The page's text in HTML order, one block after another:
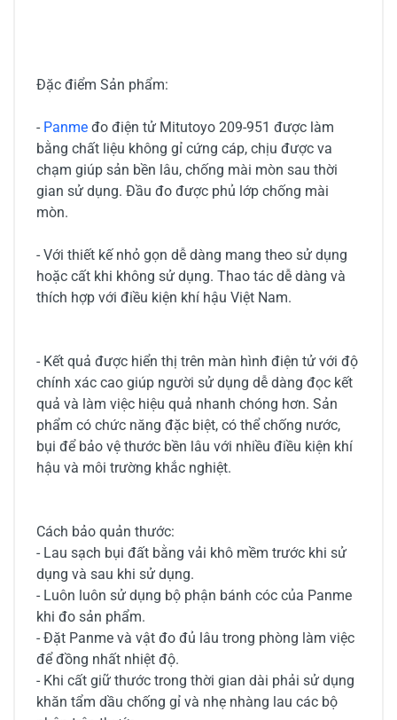
Đặc điểm Sản phẩm:
- Panme đo điện tử Mitutoyo 209-951 được làm
bằng chất liệu không gỉ cứng cáp, chịu được va
chạm giúp sản bền lâu, chống mài mòn sau thời
gian sử dụng. Đầu đo được phủ lớp chống mài
mòn.
- Với thiết kế nhỏ gọn dễ dàng mang theo sử dụng
hoặc cất khi không sử dụng. Thao tác dễ dàng và
thích hợp với điều kiện khí hậu Việt Nam.
- Kết quả được hiển thị trên màn hình điện tử với độ
chính xác cao giúp người sử dụng dễ dàng đọc kết
quả và làm việc hiệu quả nhanh chóng hơn. Sản
phẩm có chức năng đặc biệt, có thể chống nước,
bụi để bảo vệ thước bền lâu với nhiều điều kiện khí
hậu và môi trường khắc nghiệt.
Cách bảo quản thước:
- Lau sạch bụi đất bằng vải khô mềm trước khi sử
dụng và sau khi sử dụng.
- Luôn luôn sử dụng bộ phận bánh cóc của Panme
khi đo sản phẩm.
- Đặt Panme và vật đo đủ lâu trong phòng làm việc
để đồng nhất nhiệt độ.
- Khi cất giữ thước trong thời gian dài phải sử dụng
khăn tẩm dầu chống gỉ và nhẹ nhàng lau các bộ